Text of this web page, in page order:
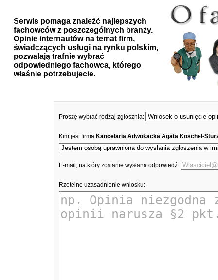
Serwis pomaga znaleźć najlepszych
fachowców z poszczególnych branży.
Opinie internautów na temat firm,
świadczących usługi na rynku polskim,
pozwalają trafnie wybrać
odpowiedniego fachowca, którego
właśnie potrzebujecie.
Proszę wybrać rodzaj zgłosznia:
Kim jest firma Kancelaria Adwokacka Agata Koschel-
E-mail, na który zostanie wysłana odpowiedź:
Rzetelne uzasadnienie wniosku: